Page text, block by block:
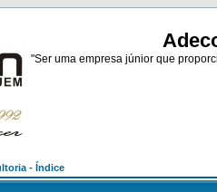
"Ser uma empresa júnior que
- Índice